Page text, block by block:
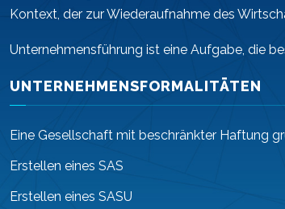
Kontext, der zur Wiederaufnahme des
Unternehmensführung ist eine Aufgabe, die
UNTERNEHMENSFORMALITÄTEN
Eine Gesellschaft mit beschränkter Haftung
Erstellen eines SAS
Erstellen eines SASU